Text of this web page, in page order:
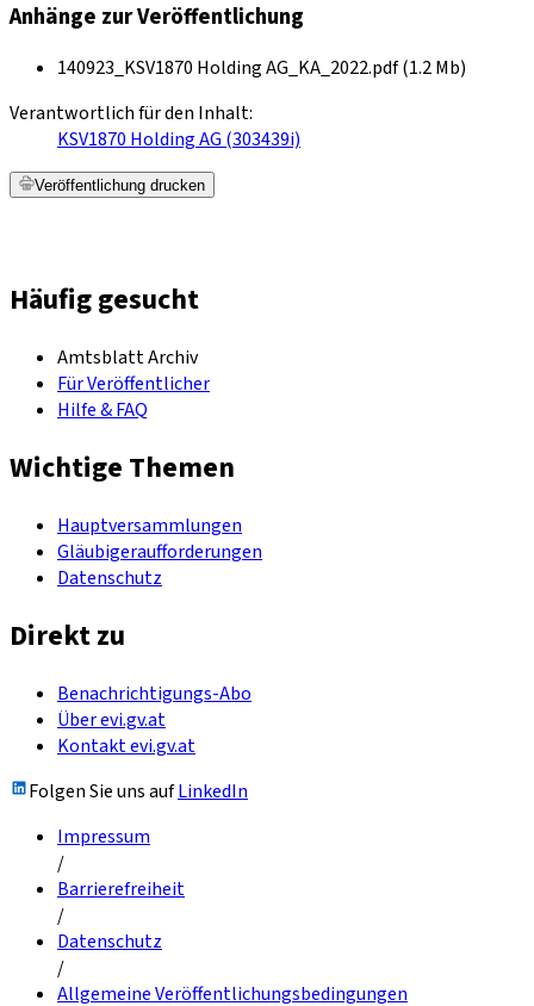
Anhänge zur Veröffentlichung
140923_KSV1870 Holding AG_KA_2022.pdf (1.2 Mb)
Verantwortlich für den Inhalt:
KSV1870 Holding AG (303439i)
Veröffentlichung drucken
Häufig gesucht
Amtsblatt Archiv
Für Veröffentlicher
Hilfe & FAQ
Wichtige Themen
Hauptversammlungen
Gläubigeraufforderungen
Datenschutz
Direkt zu
Benachrichtigungs-Abo
Über evi.gv.at
Kontakt evi.gv.at
Folgen Sie uns aufLinkedIn
Impressum
/
Barrierefreiheit
/
Datenschutz
/
Allgemeine Veröffentlichungsbedingungen